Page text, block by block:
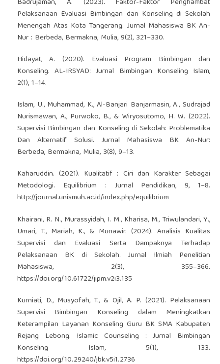
Badrujaman, A. (2023). Faktor-Faktor Penghambat
Pelaksanaan Evaluasi Bimbingan dan Konseling di Sekolah
Menengah Atas Kota Tangerang. Jurnal Mahasiswa BK An-
Nur : Berbeda, Bermakna, Mulia, 9(2), 321–330.
Hidayat, A. (2020). Evaluasi Program Bimbingan dan
Konseling. AL-IRSYAD: Jurnal Bimbingan Konseling Islam,
2(1), 1–14.
Islam, U., Muhammad, K., Al-Banjari Banjarmasin, A., Sudrajad
Nurismawan, A., Purwoko, B., & Wiryosutomo, H. W. (2022).
Supervisi Bimbingan dan Konseling di Sekolah: Problematika
Dan Alternatif Solusi. Jurnal Mahasiswa BK An-Nur:
Berbeda, Bermakna, Mulia, 3(8), 9–13.
Kaharuddin. (2021). Kualitatif : Ciri dan Karakter Sebagai
Metodologi. Equilibrium : Jurnal Pendidikan, 9, 1–8.
http://journal.unismuh.ac.id/index.php/equilibrium
Khairani, R. N., Murassyidah, I. M., Kharisa, M., Triwulandari, Y.,
Umari, T., Mariah, K., & Munawir. (2024). Analisis Kualitas
Supervisi dan Evaluasi Serta Dampaknya Terhadap
Pelaksanaan BK di Sekolah. Jurnal Ilmiah Penelitian
Mahasiswa, 2(3), 355–366.
https://doi.org/10.61722/jipm.v2i3.135
Kurniati, D., Musyofah, T., & Ojil, A. P. (2021). Pelaksanaan
Supervisi Bimbingan Konseling dalam Meningkatkan
Keterampilan Layanan Konseling Guru BK SMA Kabupaten
Rejang Lebong. Islamic Counseling : Jurnal Bimbingan
Konseling Islam, 5(1), 133.
https://doi.org/10.29240/jbk.v5i1.2736